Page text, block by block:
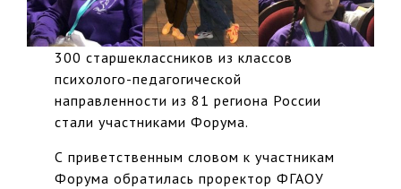
300 старшеклассников из классов
психолого-педагогической
направленности из 81 региона России
стали участниками Форума.
С приветственным словом к участникам
Форума обратилась проректор ФГАОУ